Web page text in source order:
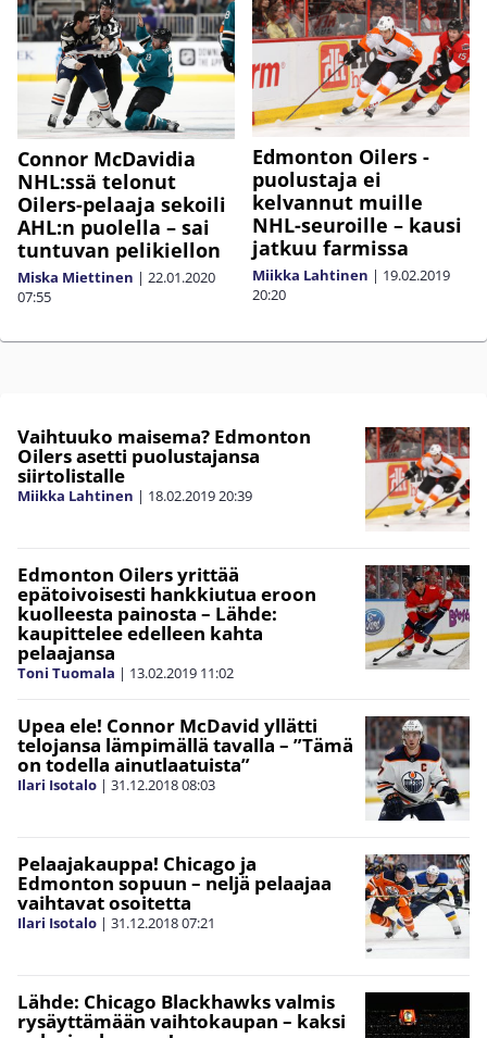
Connor McDavidia
NHL:ssä telonut
Oilers-pelaaja sekoili
AHL:n puolella – sai
tuntuvan pelikiellon
Miska Miettinen | 22.01.2020
07:55
Edmonton Oilers -
puolustaja ei
kelvannut muille
NHL-seuroille – kausi
jatkuu farmissa
Miikka Lahtinen | 19.02.2019
20:20
Vaihtuuko maisema? Edmonton
Oilers asetti puolustajansa
siirtolistalle
Miikka Lahtinen | 18.02.201920:39
Edmonton Oilers yrittää
epätoivoisesti hankkiutua eroon
kuolleesta painosta – Lähde:
kaupittelee edelleen kahta
pelaajansa
Toni Tuomala | 13.02.2019 11:02
Upea ele! Connor McDavid yllätti
telojansa lämpimällä tavalla – ”Tämä
on todella ainutlaatuista”
Ilari Isotalo | 31.12.201808:03
Pelaajakauppa! Chicago ja
Edmonton sopuun – neljä pelaajaa
vaihtavat osoitetta
Ilari Isotalo | 31.12.201807:21
Lähde: Chicago Blackhawks valmis
rysäyttämään vaihtokaupan – kaksi